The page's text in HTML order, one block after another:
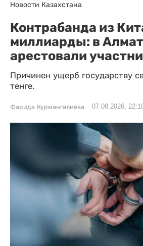
Новости Казахстана
Контрабанда из
миллиарды: в
арестовали
Причинен ущерб государству
тенге.
Фарида Курмангалиева 07.08.2026,